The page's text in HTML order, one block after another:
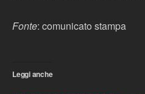
Fonte: comunicato stampa
Leggi anche